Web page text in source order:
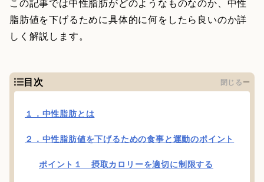
脂肪値を下げるために具体的に何をしたら良いのか詳
しく解説します。
目次 閉じる
１．中性脂肪とは
２．中性脂肪値を下げるための食事と運動のポイント
ポイント１ 摂取カロリーを適切に制限する